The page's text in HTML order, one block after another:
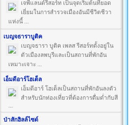
เจพีแลนด์รีสอร์ท เป็นจุดเริ่มต้นที่ยอด
เยี่ยมในการสำรวจเมืองอันมีชีวิตชีวา
แห่งนี้ ...
เบญจธาราบูติค
เบญจธารา บูติค เพลส รีสอร์ทตั้งอยู่ใน
ตัวเมืองลพบุรีและเป็นสถานที่พักอัน
เหมาะเจาะ ...
เอ็มดีอาร์โฮเต็ล
เอ็มดีอาร์ โฮเต็ลเป็นสถานที่พักอันลงตัว
สำหรับนักท่องเที่ยวที่ต้องการดื่มด่ำกับสี
...
ป่าสักฮิลล์ไซด์